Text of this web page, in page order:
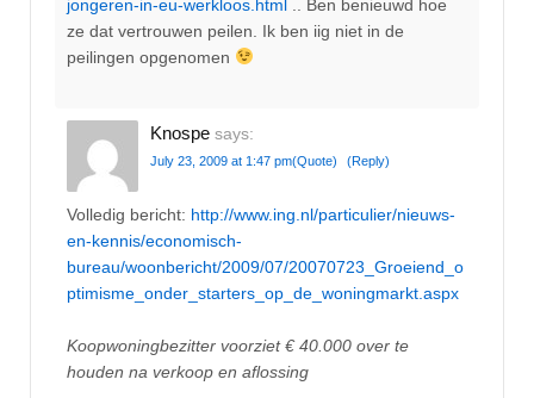
jongeren-in-eu-werkloos.html .. Ben benieuwd hoe
ze dat vertrouwen peilen. Ik ben iig niet in de
peilingen opgenomen
Knospe says:
July 23, 2009 at 1:47 pm(Quote) (Reply)
Volledig bericht: http://www.ing.nl/particulier/nieuws-
en-kennis/economisch-
bureau/woonbericht/2009/07/20070723_Groeiend_o
ptimisme_onder_starters_op_de_woningmarkt.aspx
Koopwoningbezitter voorziet € 40.000 over te
houden na verkoop en aflossing